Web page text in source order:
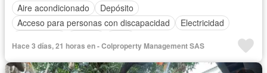
Aire acondicionado
Depósito
Acceso para personas con discapacidad
Electricidad
Hace 3 días, 21 horas en - Colproperty Management SAS